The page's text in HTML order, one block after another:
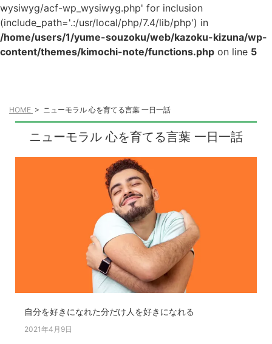
wysiwyg/acf-wp_wysiwyg.php' for inclusion
(include_path='.:/usr/local/php/7.4/lib/php') in
/home/users/1/yume-souzoku/web/kazoku-kizuna/wp-
content/themes/kimochi-note/functions.php on line 5
HOME > ニューモラル 心を育てる言葉 一日一話
ニューモラル 心を育てる言葉 一日一話
自分を好きになれた分だけ人を好きになれる
2021年4月9日